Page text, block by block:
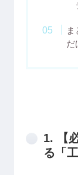
だ
1. 【
る「